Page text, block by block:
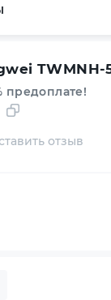
предоплате!
отзыв